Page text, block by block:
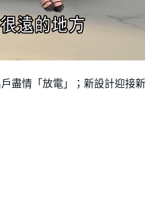
盡情「放電」；新設計迎接